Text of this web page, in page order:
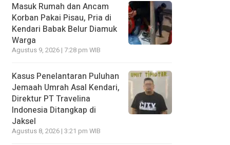
Masuk Rumah dan Ancam
Korban Pakai Pisau, Pria di
Kendari Babak Belur Diamuk
Warga
Agustus 9, 2026 | 7:28 pm WIB
Kasus Penelantaran Puluhan
Jemaah Umrah Asal Kendari,
Direktur PT Travelina
Indonesia Ditangkap di
Jaksel
Agustus 8, 2026 | 3:21 pm WIB